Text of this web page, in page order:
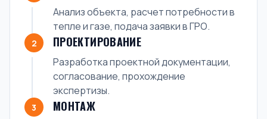
Анализ объекта, расчет потребности в
тепле и газе, подача заявки в ГРО.
2 ПРОЕКТИРОВАНИЕ
Разработка проектной документации,
согласование, прохождение
экспертизы.
3 МОНТАЖ